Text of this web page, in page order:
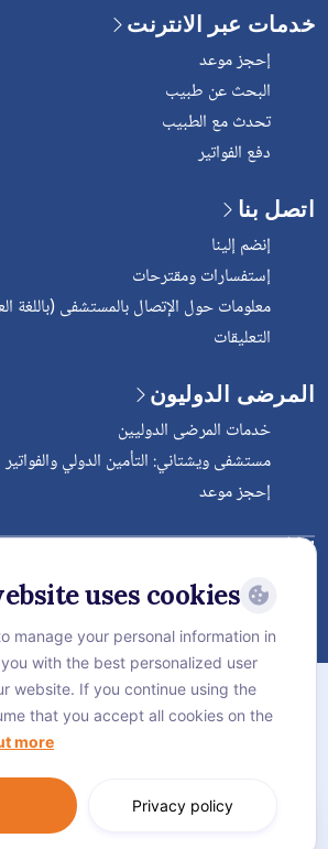
خدمات عبر الانترنت
إحجز موعد
البحث عن طبيب
تحدث مع الطبيب
دفع الفواتير
اتصل بنا
إنضم إلينا
إستفسارات ومقترحات
معلومات حول الإتصال بالمستشفى (باللغة
التعليقات
المرضى الدوليون
خدمات المرضى الدوليين
مستشفى ويشتاني: التأمين الدولي والفواتير
إحجز موعد
Vejthani International
Hospital
الخريطة
سياسة الخصوصية
Hospital | JCI Accredited
العربية
uses cookies
manage your personal information in
with the best personalized user
website. If you continue using the
that you accept all cookies on the
more.
Privacy policy